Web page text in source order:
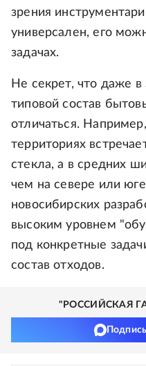
зрения
универсален, его
задачах.
Не секрет, что даже в
типовой состав
отличаться.
территориях
стекла, а в средних
чем на севере или
новосибирских
высоким уровнем
под конкретные
состав отходов.
"РОССИЙСКАЯ